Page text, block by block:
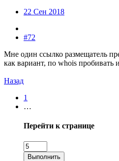
22 Сен 2018
#72
Мне один ссылко размещатель
как вариант, по whois пробивать
Назад
1
…
Перейти к странице
Выполнить